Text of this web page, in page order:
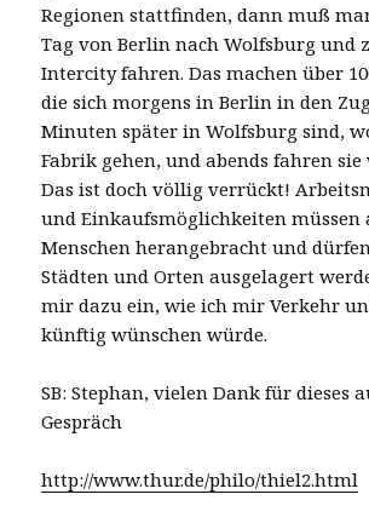
Regionen stattfinden, dann muß
Tag von Berlin nach Wolfsburg und
Intercity fahren. Das machen über
die sich morgens in Berlin in den
Minuten später in Wolfsburg sind,
Fabrik gehen, und abends fahren
Das ist doch völlig verrückt!
und Einkaufsmöglichkeiten müssen
Menschen herangebracht und
Städten und Orten ausgelagert
mir dazu ein, wie ich mir Verkehr
künftig wünschen würde.
SB: Stephan, vielen Dank für dieses
Gespräch
http://www.thur.de/philo/thiel2.html